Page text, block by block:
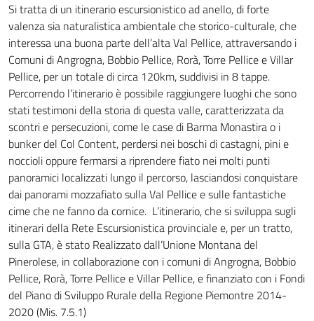
Si tratta di un itinerario escursionistico ad anello, di forte
valenza sia naturalistica ambientale che storico-culturale, che
interessa una buona parte dell’alta Val Pellice, attraversando i
Comuni di Angrogna, Bobbio Pellice, Rorà, Torre Pellice e Villar
Pellice, per un totale di circa 120km, suddivisi in 8 tappe.
Percorrendo l’itinerario è possibile raggiungere luoghi che sono
stati testimoni della storia di questa valle, caratterizzata da
scontri e persecuzioni, come le case di Barma Monastira o i
bunker del Col Content, perdersi nei boschi di castagni, pini e
noccioli oppure fermarsi a riprendere fiato nei molti punti
panoramici localizzati lungo il percorso, lasciandosi conquistare
dai panorami mozzafiato sulla Val Pellice e sulle fantastiche
cime che ne fanno da cornice. L’itinerario, che si sviluppa sugli
itinerari della Rete Escursionistica provinciale e, per un tratto,
sulla GTA, è stato Realizzato dall’Unione Montana del
Pinerolese, in collaborazione con i comuni di Angrogna, Bobbio
Pellice, Rorà, Torre Pellice e Villar Pellice, e finanziato con i Fondi
del Piano di Sviluppo Rurale della Regione Piemontre 2014-
2020 (Mis. 7.5.1)